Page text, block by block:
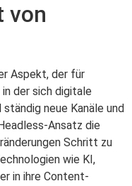
von
Aspekt, der für
der sich digitale
neue Kanäle und
Ansatz die
Schritt zu
wie KI,
in ihre Content-